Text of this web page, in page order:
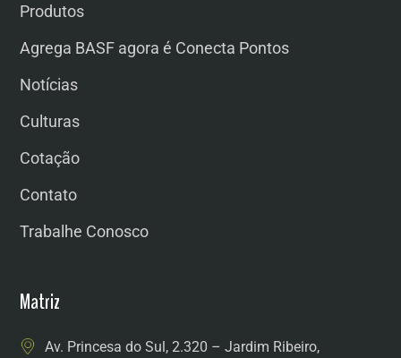
Produtos
Agrega BASF agora é Conecta Pontos
Notícias
Culturas
Cotação
Contato
Trabalhe Conosco
Matriz
Av. Princesa do Sul, 2.320 – Jardim Ribeiro,